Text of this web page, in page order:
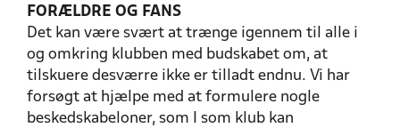
FORÆLDRE OG FANS
Det kan være svært at trænge igennem til alle i
og omkring klubben med budskabet om, at
tilskuere desværre ikke er tilladt endnu. Vi har
forsøgt at hjælpe med at formulere nogle
beskedskabeloner, som I som klub kan